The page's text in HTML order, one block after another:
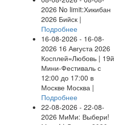
2026 No limit:Хикибан
2026 Бийск |
Подробнее
16-08-2026 - 16-08-
2026 16 Августа 2026
Косплей=Любовь | 19й
Мини-Фестиваль с
12:00 до 17:00 в
Москве Москва |
Подробнее
22-08-2026 - 22-08-
2026 МиМи: Выбери!